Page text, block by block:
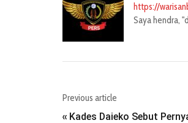
https://
Saya hendra,
Previous article
« Kades Daieko Sebut